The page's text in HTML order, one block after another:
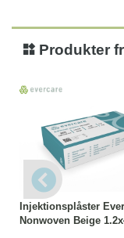
Produkter
Injektionsplåster
Nonwoven Beige
Köp